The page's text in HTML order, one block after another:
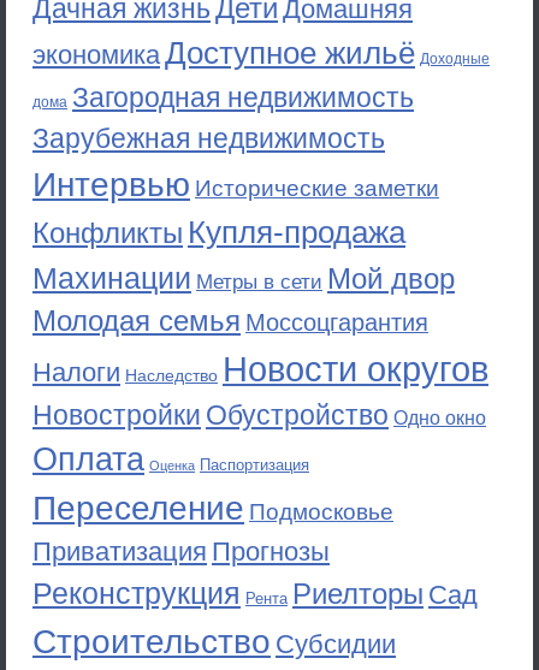
Дачная жизньДети Домашняя
экономикаДоступное жильё Доходные
дома Загородная недвижимость
Зарубежная недвижимость
Интервью Исторические заметки
Конфликты Купля-продажа
Махинации Метры в сети Мой двор
Молодая семья Моссоцгарантия
Налоги Наследство Новости округов
Новостройки Обустройство Одно окно
Оплата Оценка Паспортизация
Переселение Подмосковье
Приватизация Прогнозы
Реконструкция Рента Риелторы Сад
Строительство Субсидии